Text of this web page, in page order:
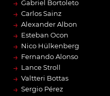
→ Gabriel Bortoleto
→ Carlos Sainz
→ Alexander Albon
→ Esteban Ocon
→ Nico Hülkenberg
→ Fernando Alonso
→ Lance Stroll
→ Valtteri Bottas
→ Sergio Pérez